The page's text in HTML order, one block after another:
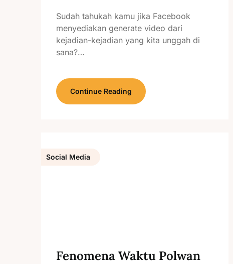
Sudah tahukah kamu jika Facebook
menyediakan generate video dari
kejadian-kejadian yang kita unggah di
sana?…
Continue Reading
Social Media
Fenomena Waktu Polwan